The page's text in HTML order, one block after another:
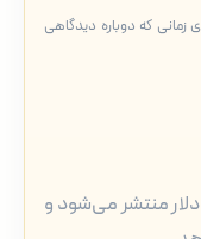
زمانی که دوباره دیدگاهی
منتشر می‌شود و